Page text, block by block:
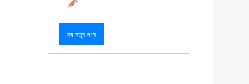
সব নতুন পণ্য